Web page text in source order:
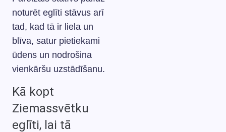
noturēt eglīti stāvus arī
tad, kad tā ir liela un
blīva, satur pietiekami
ūdens un nodrošina
vienkāršu uzstādīšanu.
Kā kopt
Ziemassvētku
eglīti, lai tā